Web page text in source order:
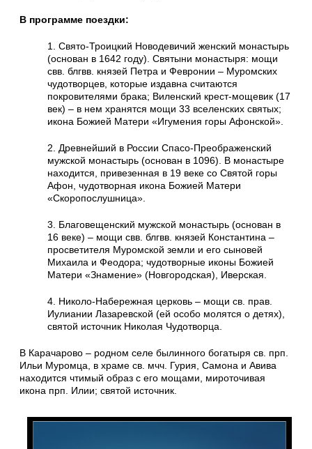
В программе поездки:
1. Свято-Троицкий Новодевичий женский монастырь
(основан в 1642 году). Святыни монастыря: мощи
свв. блгвв. князей Петра и Февронии – Муромских
чудотворцев, которые издавна считаются
покровителями брака; Виленский крест-мощевик (17
век) – в нем хранятся мощи 33 вселенских святых;
икона Божией Матери «Игумения горы Афонской».
2. Древнейший в России Спасо-Преображенский
мужской монастырь (основан в 1096). В монастыре
находится, привезенная в 19 веке со Святой горы
Афон, чудотворная икона Божией Матери
«Скоропослушница».
3. Благовещенский мужской монастырь (основан в
16 веке) – мощи свв. блгвв. князей Константина –
просветителя Муромской земли и его сыновей
Михаила и Феодора; чудотворные иконы Божией
Матери «Знамение» (Новгородская), Иверская.
4. Николо-Набережная церковь – мощи св. прав.
Иулиании Лазаревской (ей особо молятся о детях),
святой источник Николая Чудотворца.
В Карачарово – родном селе былинного богатыря св. прп.
Ильи Муромца, в храме св. мчч. Гурия, Самона и Авива
находится чтимый образ с его мощами, мироточивая
икона прп. Илии; святой источник.